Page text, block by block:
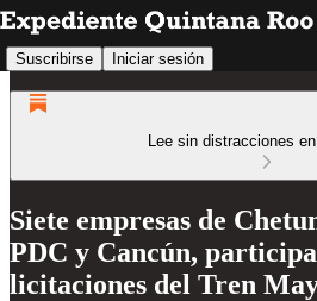
Suscribirse Iniciar sesión
Lee sin distracciones
Siete empresas de
PDC y Cancún,
licitaciones del Tren